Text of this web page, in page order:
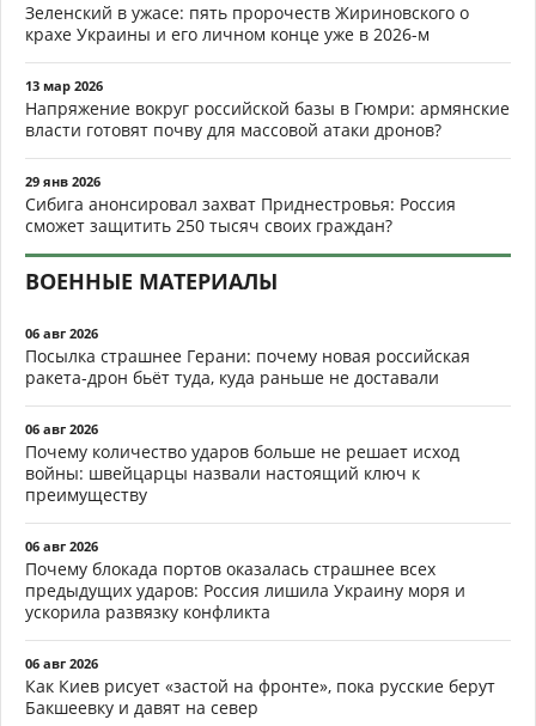
Зеленский в ужасе: пять пророчеств Жириновского о
крахе Украины и его личном конце уже в 2026-м
13 мар 2026
Напряжение вокруг российской базы в Гюмри: армянские
власти готовят почву для массовой атаки дронов?
29 янв 2026
Сибига анонсировал захват Приднестровья: Россия
сможет защитить 250 тысяч своих граждан?
ВОЕННЫЕ МАТЕРИАЛЫ
06 авг 2026
Посылка страшнее Герани: почему новая российская
ракета-дрон бьёт туда, куда раньше не доставали
06 авг 2026
Почему количество ударов больше не решает исход
войны: швейцарцы назвали настоящий ключ к
преимуществу
06 авг 2026
Почему блокада портов оказалась страшнее всех
предыдущих ударов: Россия лишила Украину моря и
ускорила развязку конфликта
06 авг 2026
Как Киев рисует «застой на фронте», пока русские берут
Бакшеевку и давят на север